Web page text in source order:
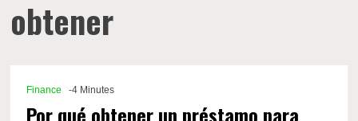
obtener
Finance -4 Minutes
Por qué obtener un préstamo para